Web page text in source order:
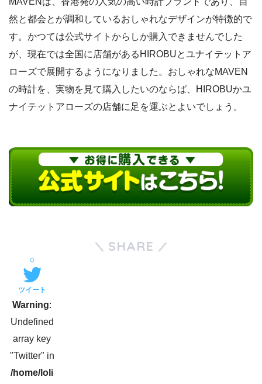
然と都会とが調和しているおしゃれなデザインが特徴的で
す。かつては公式サイトからしか購入できませんでした
が、現在では全国に店舗があるHIROBUとユナイテットア
ローズで展開するようになりました。おしゃれなMAVEN
の時計を、実物を見て購入したいのならば、HIROBUかユ
ナイテットアローズの店舗に足を運ぶとよいでしょう。
SHARE
ツイート
Warning:
Undefined
array key
"Twitter" in
/home/loli
0